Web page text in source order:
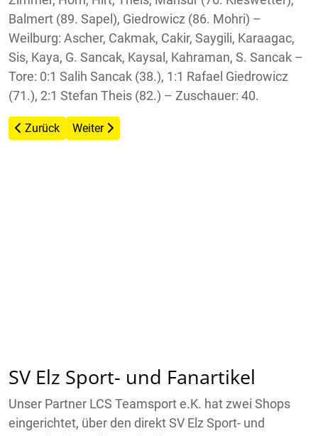
Balmert (89. Sapel), Giedrowicz (86. Mohri) –
Weilburg: Ascher, Cakmak, Cakir, Saygili, Karaagac,
Sis, Kaya, G. Sancak, Kaysal, Kahraman, S. Sancak –
Tore: 0:1 Salih Sancak (38.), 1:1 Rafael Giedrowicz
(71.), 2:1 Stefan Theis (82.) – Zuschauer: 40.
Vorheriger Beitrag: FCA Niederbrechen – SV Elz 2:0 (1:0)
Zurück Nächster Beitrag: SV Elz – SG Weinbachtal 0:2
Weiter
SV Elz Sport- und Fanartikel
Unser Partner LCS Teamsport e.K. hat zwei Shops
eingerichtet, über den direkt SV Elz Sport- und